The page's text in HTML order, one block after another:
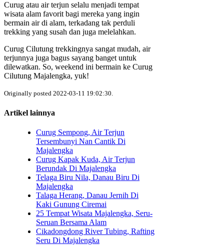
Curug atau air terjun selalu menjadi tempat
wisata alam favorit bagi mereka yang ingin
bermain air di alam, terkadang tak perduli
trekking yang susah dan juga melelahkan.
Curug Cilutung trekkingnya sangat mudah, air
terjunnya juga bagus sayang banget untuk
dilewatkan. So, weekend ini bermain ke Curug
Cilutung Majalengka, yuk!
Originally posted 2022-03-11 19:02:30.
Artikel lainnya
Curug Sempong, Air Terjun
Tersembunyi Nan Cantik Di
Majalengka
Curug Kapak Kuda, Air Terjun
Berundak Di Majalengka
Telaga Biru Nila, Danau Biru Di
Majalengka
Talaga Herang, Danau Jernih Di
Kaki Gunung Ciremai
25 Tempat Wisata Majalengka, Seru-
Seruan Bersama Alam
Cikadongdong River Tubing, Rafting
Seru Di Majalengka